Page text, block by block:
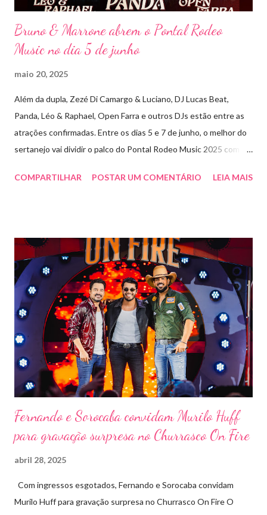
Bruno & Marrone abrem o Pontal Rodeo
Music no dia 5 de junho
maio 20, 2025
Além da dupla, Zezé Di Camargo & Luciano, DJ Lucas Beat,
Panda, Léo & Raphael, Open Farra e outros DJs estão entre as
atrações confirmadas. Entre os dias 5 e 7 de junho, o melhor do
sertanejo vai dividir o palco do Pontal Rodeo Music 2025 com o
outras atrações. Esta edição da festa, que ocupa lugar de
requisitados pelos organizadores de eventos em todo o país.
Pela segunda vez, a organização do evento está a cargo da
Marini Eventos — empresa com ampla experiência na promoção
de grandes festivais pelo Brasil, como a retomada da FAPIL
(Feira Agropecuária e Industrial de Leme) no ano passado. O
Pontal Rodeo Music reforça mais uma vez seu compromisso
social: os ingressos poderão ser trocados por 1 kg de alimento
não perecível. Toda a arr...
COMPARTILHAR POSTAR UM COMENTÁRIO LEIA MAIS
Fernando e Sorocaba convidam Murilo Huff
para gravação surpresa no Churrasco On Fire
abril 28, 2025
Com ingressos esgotados, Fernando e Sorocaba convidam
Murilo Huff para gravação surpresa no Churrasco On Fire O